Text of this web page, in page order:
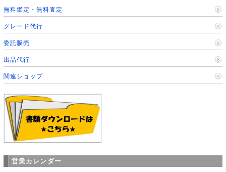
無料鑑定・無料査定
グレード代行
委託販売
出品代行
関連ショップ
営業カレンダー